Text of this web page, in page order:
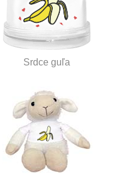
Srdce guľa